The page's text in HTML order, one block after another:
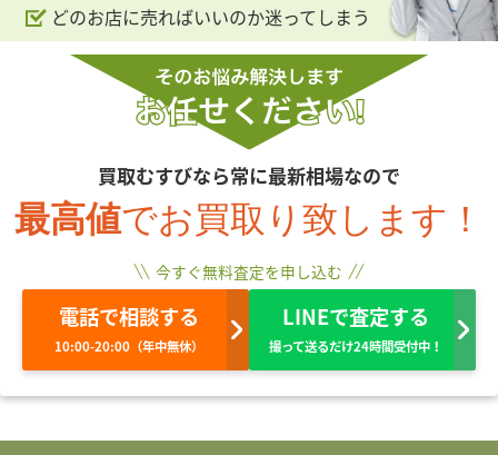
どのお店に売ればいいのか迷ってしまう
買取むすびなら常に最新相場なので
最高値でお買取り致します！
今すぐ無料査定を申し込む
電話で相談する
10:00-20:00（年中無休）
LINEで査定する
撮って送るだけ24時間受付中！